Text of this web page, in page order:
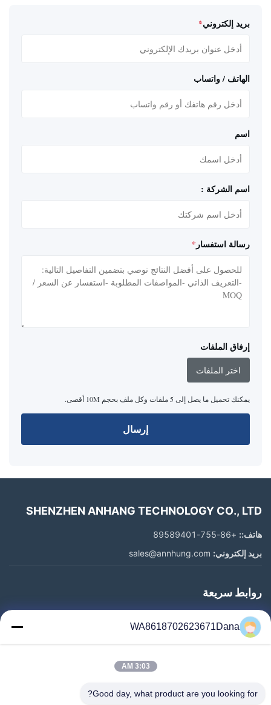
بريد إلكتروني*
الهاتف / واتساب
اسم
اسم الشركة :
رسالة استفسار*
إرفاق الملفات
اختر الملفات
يمكنك تحميل ما يصل إلى 5 ملفات وكل ملف بحجم 10M أقصى.
إرسال
SHENZHEN ANHANG TECHNOLOGY CO., LTD
هاتف:: +86-755-89589401
بريد إلكتروني:
روابط سريعة
المنزل
المنتجات
جولة في المعمل
WA8618702623671Dana
3:03 AM
Good day, what product are you looking for?